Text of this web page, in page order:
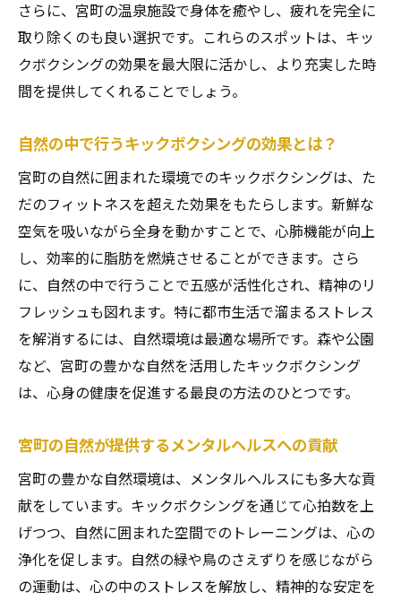
さらに、宮町の温泉施設で身体を癒やし、疲れを完全に
取り除くのも良い選択です。これらのスポットは、キッ
クボクシングの効果を最大限に活かし、より充実した時
間を提供してくれることでしょう。
自然の中で行うキックボクシングの効果とは？
宮町の自然に囲まれた環境でのキックボクシングは、た
だのフィットネスを超えた効果をもたらします。新鮮な
空気を吸いながら全身を動かすことで、心肺機能が向上
し、効率的に脂肪を燃焼させることができます。さら
に、自然の中で行うことで五感が活性化され、精神のリ
フレッシュも図れます。特に都市生活で溜まるストレス
を解消するには、自然環境は最適な場所です。森や公園
など、宮町の豊かな自然を活用したキックボクシング
は、心身の健康を促進する最良の方法のひとつです。
宮町の自然が提供するメンタルヘルスへの貢献
宮町の豊かな自然環境は、メンタルヘルスにも多大な貢
献をしています。キックボクシングを通じて心拍数を上
げつつ、自然に囲まれた空間でのトレーニングは、心の
浄化を促します。自然の緑や鳥のさえずりを感じながら
の運動は、心の中のストレスを解放し、精神的な安定を